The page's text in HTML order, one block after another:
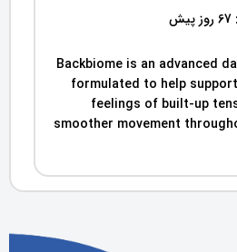
Backbiome is an advanced
formulated to help
feelings of built-up
smoother movement